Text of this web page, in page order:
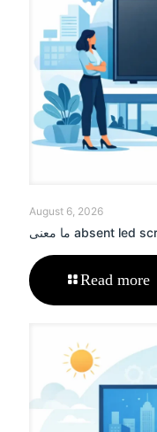
August 6, 2026
Read more